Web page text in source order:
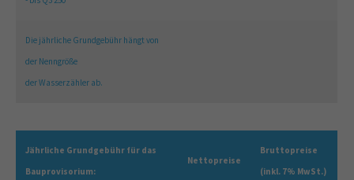
Die jährliche Grundgebühr hängt von
der Nenngröße
der Wasserzähler ab.
Jährliche Grundgebühr für das
Bauprovisorium:
Nettopreise
Bruttopreise
(inkl. 7% MwSt.)